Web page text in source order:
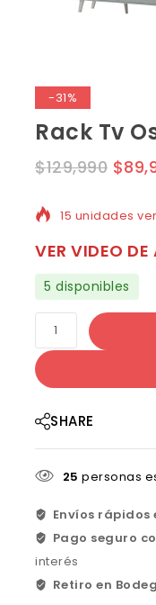
-31%
Rack Tv
$129,990 $
15 unidades
VER VIDEO
5 disponibles
SHARE
25 personas
Envíos rápidos
Pago seguro
interés
Retiro en